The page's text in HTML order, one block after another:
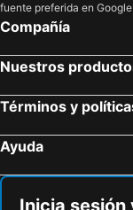
fuente preferida en
Compañía
Nuestros
Términos y
Ayuda